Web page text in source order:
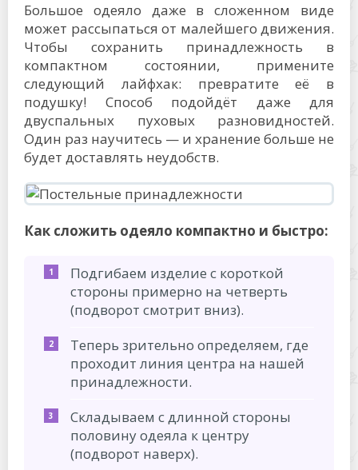
Большое одеяло даже в сложенном виде
может рассыпаться от малейшего движения.
Чтобы сохранить принадлежность в
компактном состоянии, примените
следующий лайфхак: превратите её в
подушку! Способ подойдёт даже для
двуспальных пуховых разновидностей.
Один раз научитесь — и хранение больше не
будет доставлять неудобств.
Как сложить одеяло компактно и быстро:
Подгибаем изделие с короткой
стороны примерно на четверть
(подворот смотрит вниз).
Теперь зрительно определяем, где
проходит линия центра на нашей
принадлежности.
Складываем с длинной стороны
половину одеяла к центру
(подворот наверх).